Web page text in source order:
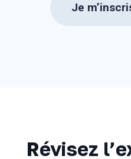
Je
Révisez